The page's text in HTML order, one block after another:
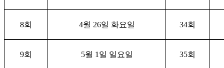
8회 4월 26일 화요일 34회
9회 5월 1 일 일요일 35회